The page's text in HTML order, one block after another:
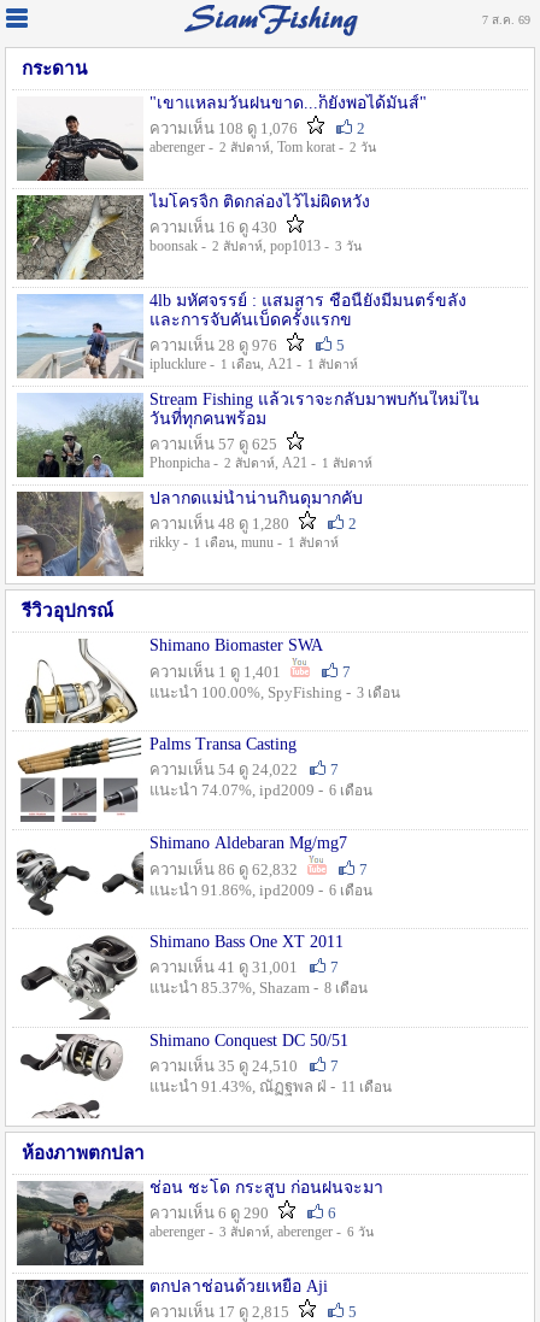
7 ส.ค. 69
กระดาน
"เขาแหลมวันฝนขาด...ก็ยังพอได้มันส์"
ความเห็น 108 ดู 1,076
2
aberenger - 2 สัปดาห์, Tom korat - 2 วัน
ไมโครจิ้ก ติดกล่องไว้ไม่ผิดหวัง
ความเห็น 16 ดู 430
boonsak - 2 สัปดาห์, pop1013 - 3 วัน
4lb มหัศจรรย์ : แสมสาร ชื่อนี้ยังมีมนตร์ขลัง
และการจับคันเบ็ดครั้งแรกข
ความเห็น 28 ดู 976
5
iplucklure - 1 เดือน, A21 - 1 สัปดาห์
Stream Fishing แล้วเราจะกลับมาพบกันใหม่ใน
วันที่ทุกคนพร้อม
ความเห็น 57 ดู 625
Phonpicha - 2 สัปดาห์, A21 - 1 สัปดาห์
ปลากดแม่น้ำน่านกินดุมากคับ
ความเห็น 48 ดู 1,280
2
rikky - 1 เดือน, munu - 1 สัปดาห์
รีวิวอุปกรณ์
Shimano Biomaster SWA
ความเห็น 1 ดู 1,401
7
แนะนำ 100.00%, SpyFishing - 3 เดือน
Palms Transa Casting
ความเห็น 54 ดู 24,022
7
แนะนำ 74.07%, ipd2009 - 6 เดือน
Shimano Aldebaran Mg/mg7
ความเห็น 86 ดู 62,832
7
แนะนำ 91.86%, ipd2009 - 6 เดือน
Shimano Bass One XT 2011
ความเห็น 41 ดู 31,001
7
แนะนำ 85.37%, Shazam - 8 เดือน
Shimano Conquest DC 50/51
ความเห็น 35 ดู 24,510
7
แนะนำ 91.43%, ณัฏฐพล ฝ่ - 11 เดือน
ห้องภาพตกปลา
ช่อน ชะโด กระสูบ ก่อนฝนจะมา
ความเห็น 6 ดู 290
6
aberenger - 3 สัปดาห์, aberenger - 6 วัน
ตกปลาช่อนด้วยเหยื่อ Aji
ความเห็น 17 ดู 2,815
5